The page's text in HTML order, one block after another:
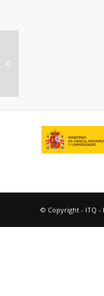
© Copyright - ITQ -